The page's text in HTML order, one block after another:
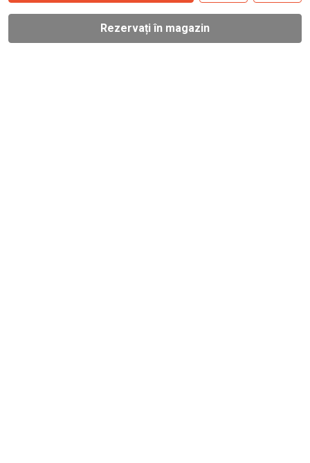
Rezervați în magazin